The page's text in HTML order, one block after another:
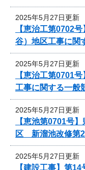
2025年5月27日更新
【恵治工第0702
谷）地区工事に関
2025年5月27日更新
【恵治工第0701
工事に関する一般
2025年5月27日更新
【恵池第0701号
区 新溜池改修第2
2025年5月27日更新
【建設工事】第